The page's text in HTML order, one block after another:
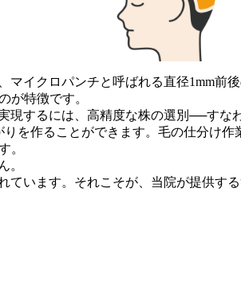
マイクロパンチと呼ばれる直径1mm前
が特徴です。
現するには、高精度な株の選別──すな
を作ることができます。毛の仕分け
。
。
います。それこそが、当院が提供す